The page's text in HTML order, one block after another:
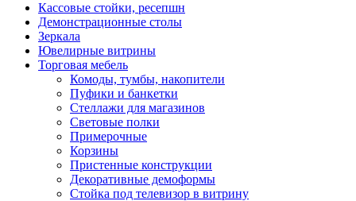
Кассовые стойки, ресепшн
Демонстрационные столы
Зеркала
Ювелирные витрины
Торговая мебель
Комоды, тумбы, накопители
Пуфики и банкетки
Стеллажи для магазинов
Световые полки
Примерочные
Корзины
Пристенные конструкции
Декоративные демоформы
Стойка под телевизор в витрину